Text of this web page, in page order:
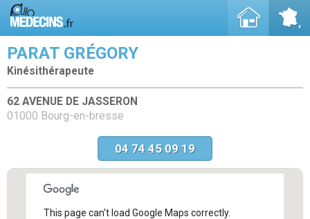
PARAT GRÉGORY
Kinésithérapeute
62 AVENUE DE JASSERON
01000 Bourg-en-bresse
04 74 45 09 19
This page can't load Google Maps correctly.